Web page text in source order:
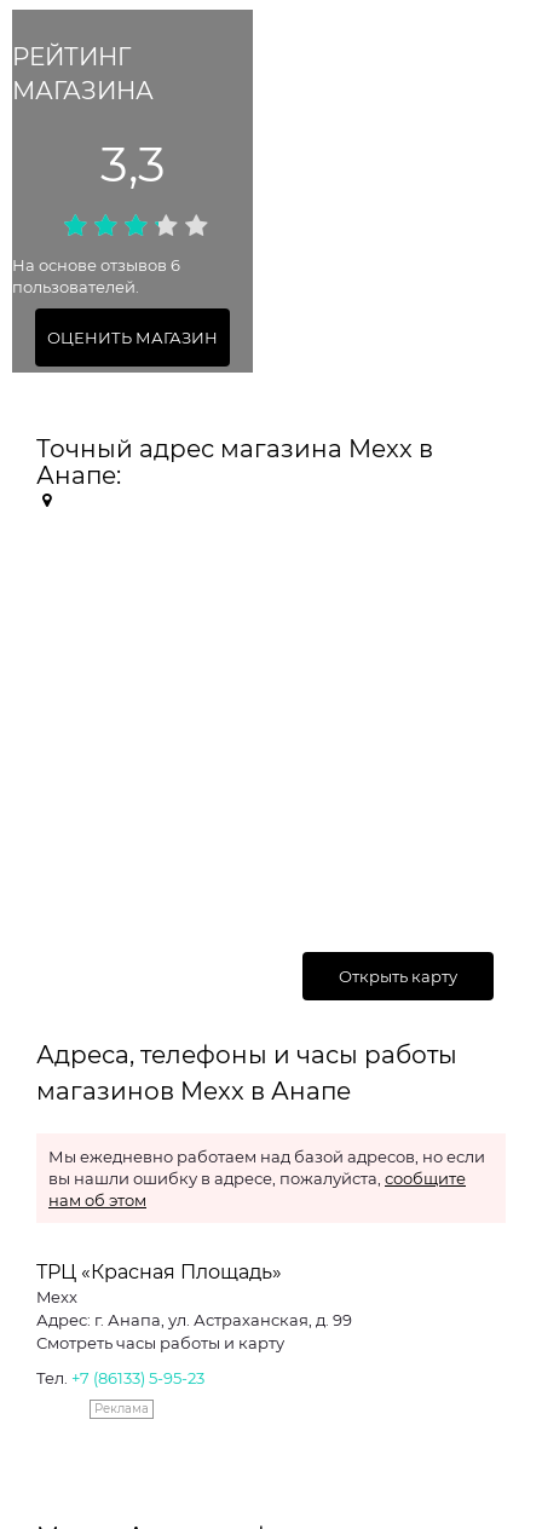
РЕЙТИНГ
МАГАЗИНА
3,3
На основе отзывов 6
пользователей.
ОЦЕНИТЬ МАГАЗИН
Точный адрес магазина Mexx в
Анапе:
Открыть карту
Адреса, телефоны и часы работы
магазинов Mexx в Анапе
Мы ежедневно работаем над базой адресов, но если
вы нашли ошибку в адресе, пожалуйста, сообщите
нам об этом
ТРЦ «Красная Площадь»
Mexx
Адрес: г. Анапа, ул. Астраханская, д. 99
Смотреть часы работы и карту
Тел. +7 (86133) 5-95-23
Реклама